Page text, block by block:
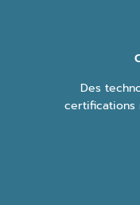
Des
certifications